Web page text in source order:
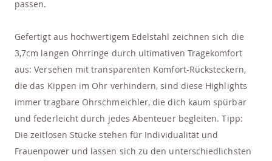
passen.
Gefertigt aus hochwertigem Edelstahl zeichnen sich die
3,7cm langen Ohrringe durch ultimativen Tragekomfort
aus: Versehen mit transparenten Komfort-Rücksteckern,
die das Kippen im Ohr verhindern, sind diese Highlights
immer tragbare Ohrschmeichler, die dich kaum spürbar
und federleicht durch jedes Abenteuer begleiten. Tipp:
Die zeitlosen Stücke stehen für Individualität und
Frauenpower und lassen sich zu den unterschiedlichsten